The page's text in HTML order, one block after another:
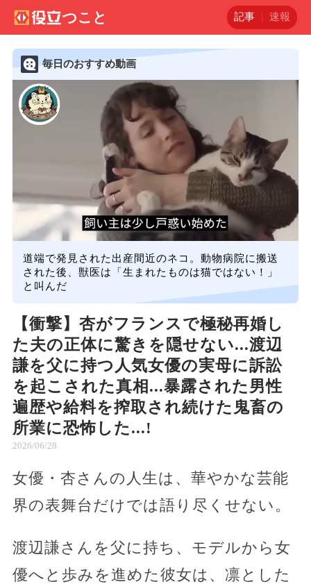
記事 速報
毎日のおすすめ動画
道端で発見された出産間近のネコ。動物病院に搬送
された後、獣医は「生まれたものは猫ではない！」
と叫んだ
【衝撃】杏がフランスで極秘再婚し
た夫の正体に驚きを隠せない...渡辺
謙を父に持つ人気女優の実母に訴訟
を起こされた真相...暴露された男性
遍歴や給料を搾取され続けた鬼畜の
所業に恐怖した...!
2026/06/28
女優・杏さんの人生は、華やかな芸能
界の表舞台だけでは語り尽くせない。
渡辺謙さんを父に持ち、モデルから女
優へと歩みを進めた彼女は、凛とした